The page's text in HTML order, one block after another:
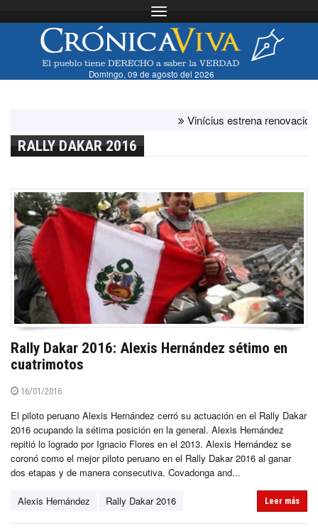
Toggle navigation
Domingo, 09 de agosto del 2026
Vinícius estrena renovación
RALLY DAKAR 2016
Rally Dakar 2016: Alexis Hernández sétimo en
cuatrimotos
16/01/2016
El piloto peruano Alexis Hernández cerró su actuación en el Rally Dakar
2016 ocupando la sétima posición en la general. Alexis Hernández
repitió lo logrado por Ignacio Flores en el 2013. Alexis Hernández se
coronó como el mejor piloto peruano en el Rally Dakar 2016 al ganar
dos etapas y de manera consecutiva. Covadonga and...
Alexis Hernández Rally Dakar 2016 Leer más